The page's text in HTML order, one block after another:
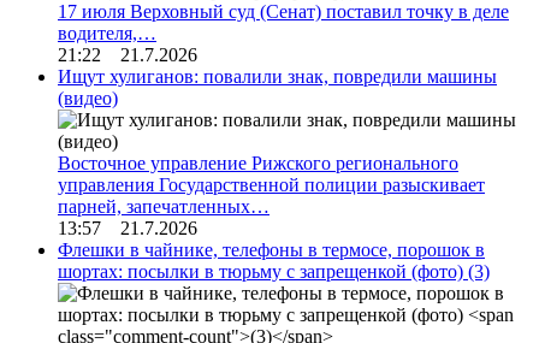
17 июля Верховный суд (Сенат) поставил точку в деле
водителя,…
21:22 21.7.2026
Ищут хулиганов: повалили знак, повредили машины
(видео)
Восточное управление Рижского регионального
управления Государственной полиции разыскивает
парней, запечатленных…
13:57 21.7.2026
Флешки в чайнике, телефоны в термосе, порошок в
шортах: посылки в тюрьму с запрещенкой (фото) (3)